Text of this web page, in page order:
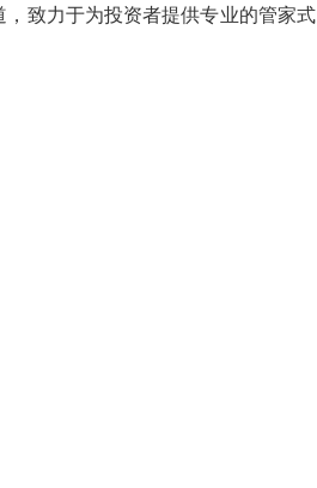
致力于为投资者提供专业的管家式